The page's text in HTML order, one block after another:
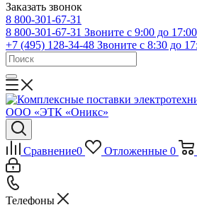
Заказать звонок
8 800-301-67-31
8 800-301-67-31 Звоните с 9:00 до 17:00
+7 (495) 128-34-48 Звоните с 8:30 до
Сравнение0 Отложенные 0
Телефоны